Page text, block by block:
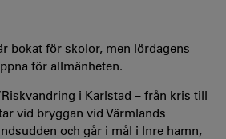
bokat för skolor, men lördagens
för allmänheten.
i Karlstad – från kris till
vid bryggan vid Värmlands
och går i mål i Inre hamn,